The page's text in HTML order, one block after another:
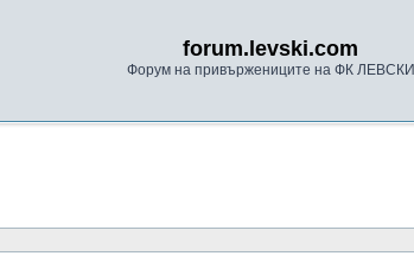
forum.levski.com
Форум на привържениците на ФК ЛЕВСКИ